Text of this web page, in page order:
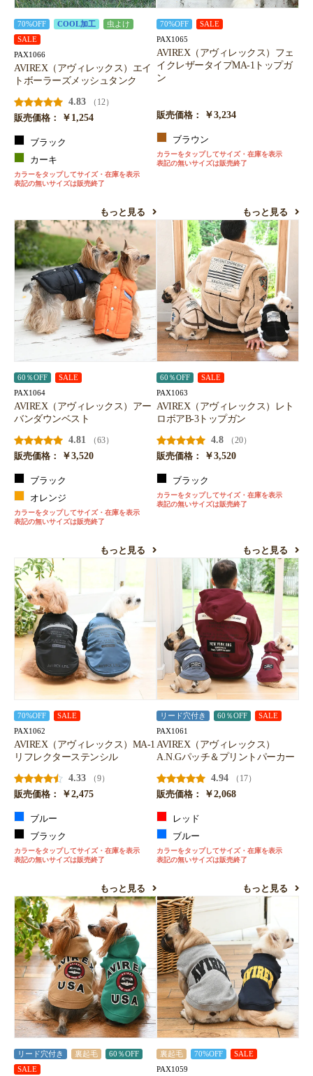
70%OFF COOL加工
虫よけ
SALE
PAX1066
AVIREX（アヴィレックス）エイ
トボーラーズメッシュタンク
4.83
（12）
販売価格：
￥1,254
ブラック
カーキ
カラーをタップしてサイズ・在庫を表示
表記の無いサイズは販売終了
もっと見る
70%OFF SALE
PAX1065
AVIREX（アヴィレックス）フェ
イクレザータイプMA-1トップガ
ン
販売価格： ￥3,234
ブラウン
カラーをタップしてサイズ・在庫を表示
表記の無いサイズは販売終了
もっと見る
60％OFF SALE
PAX1064
AVIREX（アヴィレックス）アー
バンダウンベスト
4.81
（63）
販売価格：
￥3,520
ブラック
オレンジ
カラーをタップしてサイズ・在庫を表示
表記の無いサイズは販売終了
もっと見る
60％OFF SALE
PAX1063
AVIREX（アヴィレックス）レト
ロボアB-3トップガン
4.8
（20）
販売価格：
￥3,520
ブラック
カラーをタップしてサイズ・在庫を表示
表記の無いサイズは販売終了
もっと見る
70%OFF SALE
PAX1062
AVIREX（アヴィレックス）MA-1
リフレクターステンシル
4.33
（9）
販売価格：
￥2,475
ブルー
ブラック
カラーをタップしてサイズ・在庫を表示
表記の無いサイズは販売終了
もっと見る
リード穴付き 60％OFF SALE
PAX1061
AVIREX（アヴィレックス）
A.N.Gパッチ＆プリントパーカー
4.94
（17）
販売価格：
￥2,068
レッド
ブルー
カラーをタップしてサイズ・在庫を表示
表記の無いサイズは販売終了
もっと見る
リード穴付き 裏起毛
60％OFF
SALE
裏起毛 70%OFF SALE
PAX1059